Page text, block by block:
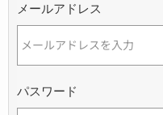
メールアドレス
パスワード